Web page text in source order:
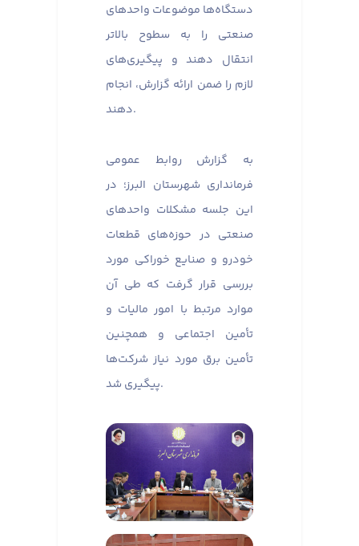
دستگاه‌ها موضوعات واحدهای
صنعتی را به سطوح بالاتر
انتقال دهند و پیگیری‌های
لازم را ضمن ارائه گزارش، انجام
دهند.
به گزارش روابط عمومی
فرمانداری شهرستان البرز؛ در
این جلسه مشکلات واحدهای
صنعتی در حوزه‌های قطعات
خودرو و صنایع خوراکی مورد
بررسی قرار گرفت که طی آن
موارد مرتبط با امور مالیات و
تأمین اجتماعی و همچنین
تأمین برق مورد نیاز شرکت‌ها
پیگیری شد.